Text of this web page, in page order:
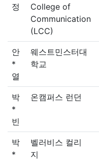
정
College of
Communication
(LCC)
안
*
열
웨스트민스터대
학교
박
*
빈
온캠퍼스 런던
박
*
벨러비스 컬리
지